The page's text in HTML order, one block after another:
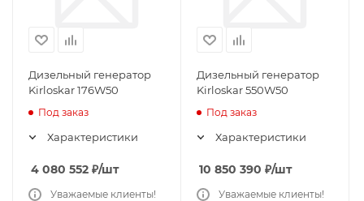
Дизельный генератор
Kirloskar 176W50
Под заказ
Характеристики
4 080 552 ₽/шт
Уважаемые клиенты!
Дизельный генератор
Kirloskar 550W50
Под заказ
Характеристики
10 850 390 ₽/шт
Уважаемые клиенты!